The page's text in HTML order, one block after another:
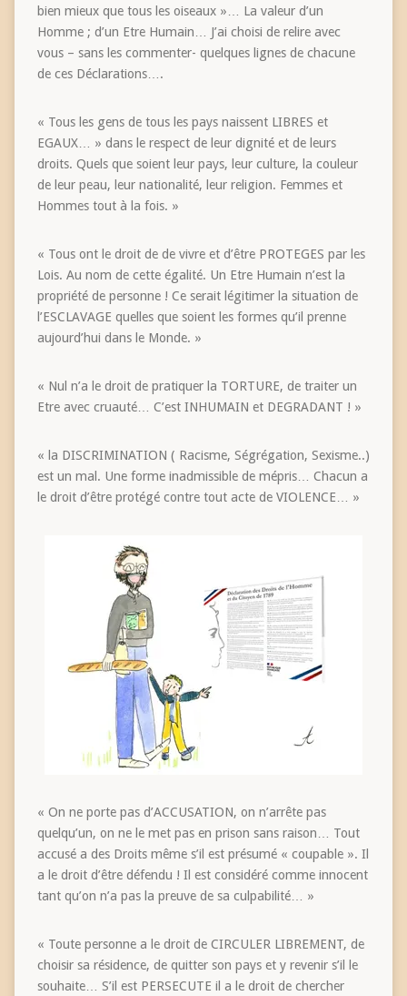
bien mieux que tous les oiseaux »… La valeur d’un
Homme ; d’un Etre Humain… J’ai choisi de relire avec
vous – sans les commenter- quelques lignes de chacune
de ces Déclarations….
« Tous les gens de tous les pays naissent LIBRES et
EGAUX… » dans le respect de leur dignité et de leurs
droits. Quels que soient leur pays, leur culture, la couleur
de leur peau, leur nationalité, leur religion. Femmes et
Hommes tout à la fois. »
« Tous ont le droit de de vivre et d’être PROTEGES par les
Lois. Au nom de cette égalité. Un Etre Humain n’est la
propriété de personne ! Ce serait légitimer la situation de
l’ESCLAVAGE quelles que soient les formes qu’il prenne
aujourd’hui dans le Monde. »
« Nul n’a le droit de pratiquer la TORTURE, de traiter un
Etre avec cruauté… C’est INHUMAIN et DEGRADANT ! »
« la DISCRIMINATION ( Racisme, Ségrégation, Sexisme..)
est un mal. Une forme inadmissible de mépris… Chacun a
le droit d’être protégé contre tout acte de VIOLENCE… »
« On ne porte pas d’ACCUSATION, on n’arrête pas
quelqu’un, on ne le met pas en prison sans raison… Tout
accusé a des Droits même s’il est présumé « coupable ». Il
a le droit d’être défendu ! Il est considéré comme innocent
tant qu’on n’a pas la preuve de sa culpabilité… »
« Toute personne a le droit de CIRCULER LIBREMENT, de
choisir sa résidence, de quitter son pays et y revenir s’il le
souhaite… S’il est PERSECUTE il a le droit de chercher